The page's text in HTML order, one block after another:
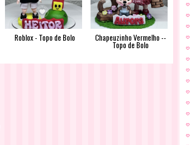
Roblox - Topo de Bolo Chapeuzinho Vermelho --
Topo de Bolo